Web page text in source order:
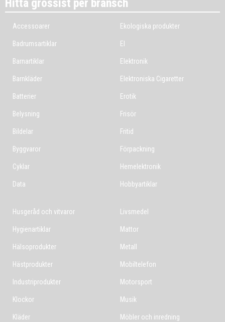
Hitta grossist per bransch
Accessoarer
Badrumsartiklar
Barnartiklar
Barnkläder
Batterier
Belysning
Bildelar
Byggvaror
Cyklar
Data
Ekologiska produkter
El
Elektronik
Elektroniska Cigaretter
Erotik
Frisör
Fritid
Förpackning
Hemelektronik
Hobbyartiklar
Husgeråd och vitvaror
Hygienartiklar
Hälsoprodukter
Hästprodukter
Industriprodukter
Klockor
Kläder
Livsmedel
Mattor
Metall
Mobiltelefon
Motorsport
Musik
Möbler och inredning